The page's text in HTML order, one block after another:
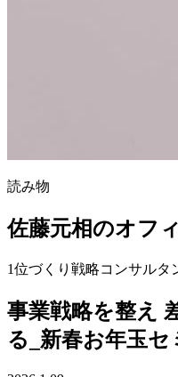
読み物
佐藤元相のオフ
1位づくり戦略コンサルタ
事業戦略を整え
る_新春お年玉セ